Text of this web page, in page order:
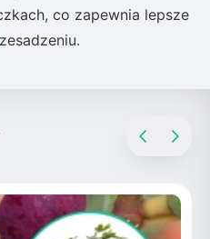
co zapewnia lepsze